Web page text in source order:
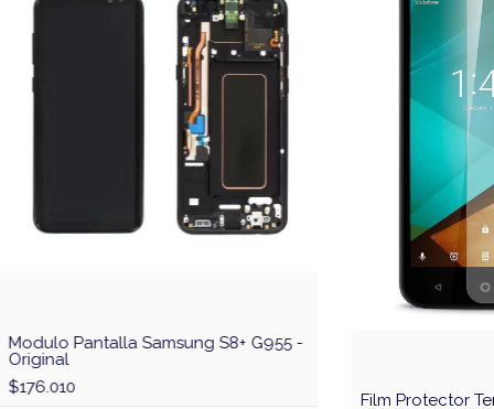
Modulo Pantalla Samsung S8+ G955 -
Original
$176.010
Film Protector